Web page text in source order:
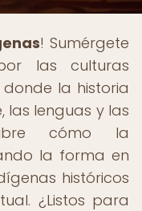
! Sumérgete
las culturas
la historia
lenguas y las
cómo la
la forma en
históricos
¿Listos para